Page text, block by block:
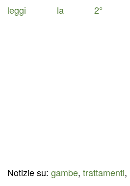
leggi la 2°
Notizie su: gambe, trattamenti,